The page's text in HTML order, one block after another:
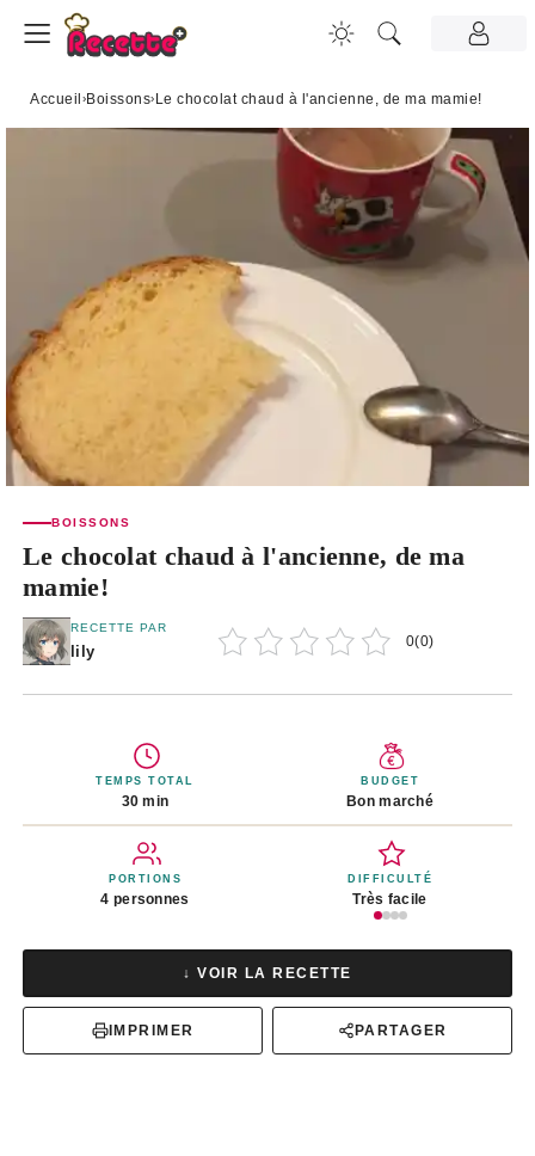
Accueil ›Boissons› Le chocolat chaud à l'ancienne, de ma mamie!
BOISSONS
Le chocolat chaud à l'ancienne, de ma
mamie!
RECETTE PAR
lily
0(0)
TEMPS TOTAL
30 min
BUDGET
Bon marché
PORTIONS
4 personnes
DIFFICULTÉ
Très facile
↓ VOIR LA RECETTE
IMPRIMER PARTAGER